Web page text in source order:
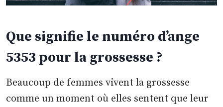
Que signifie le numéro d’ange
5353 pour la grossesse ?
Beaucoup de femmes vivent la grossesse
comme un moment où elles sentent que leur